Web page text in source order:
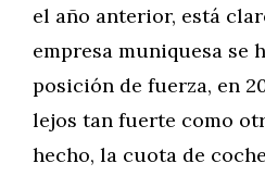
el año anterior, está
empresa muniquesa se
posición de fuerza, en
lejos tan fuerte como
hecho, la cuota de